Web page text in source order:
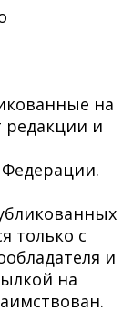
на
редакции и
только с
и
на